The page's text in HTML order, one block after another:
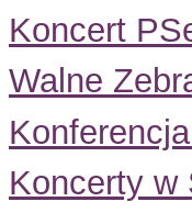
Koncert
Walne
Koncerty w